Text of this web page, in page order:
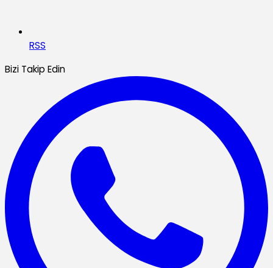
RSS
Bizi Takip Edin